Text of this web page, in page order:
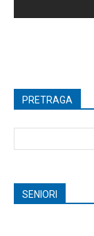
PRETRAGA
SENIORI